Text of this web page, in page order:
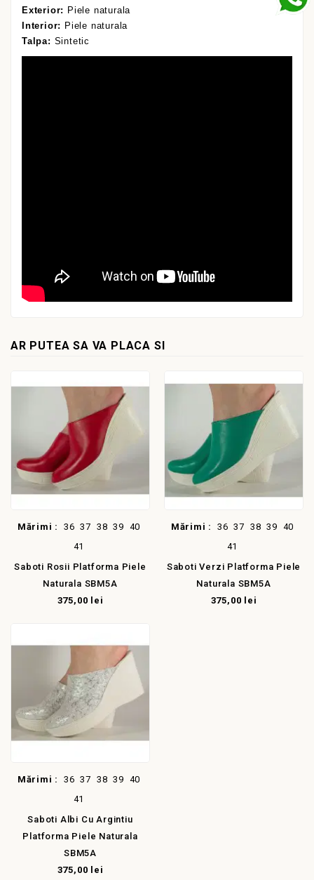
Exterior: Piele naturala
Interior: Piele naturala
Talpa: Sintetic
AR PUTEA SA VA PLACA SI
Mărimi : 36 37 38 39 40
41
Saboti Rosii Platforma Piele
Naturala SBM5A
375,00 lei
Mărimi : 36 37 38 39 40
41
Saboti Verzi Platforma Piele
Naturala SBM5A
375,00 lei
Mărimi : 36 37 38 39 40
41
Saboti Albi Cu Argintiu
Platforma Piele Naturala
SBM5A
375,00 lei